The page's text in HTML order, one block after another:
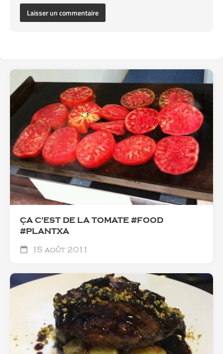
ÇA C'EST DE LA TOMATE #FOOD
#PLANTXA
15 août 2011